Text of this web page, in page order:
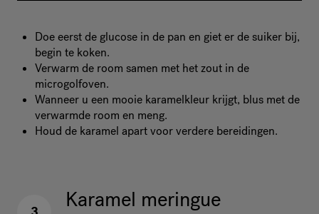
Doe eerst de glucose in de pan en giet er de suiker bij,
begin te koken.
Verwarm de room samen met het zout in de
microgolfoven.
Wanneer u een mooie karamelkleur krijgt, blus met de
verwarmde room en meng.
Houd de karamel apart voor verdere bereidingen.
Karamel meringue